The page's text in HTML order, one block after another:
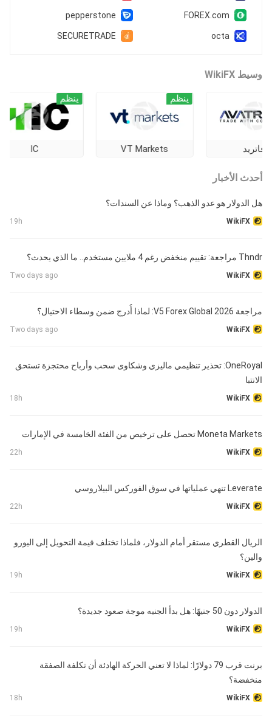
FOREX.com
pepperstone
octa
SECURETRADE
وسيط WikiFX
VT Markets
أحدث الأخبار
هل الدولار هو عدو الذهب؟ وماذا عن السندات؟
WikiFX
19h
Thndr مراجعة: تقييم منخفض رغم 4 ملايين مستخدم.. ما الذي يحدث؟
WikiFX
Two days ago
مراجعة V5 Forex Global 2026: لماذا أُدرج ضمن وسطاء الاحتيال؟
WikiFX
Two days ago
OneRoyal: تحذير تنظيمي ماليزي وشكاوى سحب وأرباح محتجزة تستحق
الانتبا
WikiFX
18h
Moneta Markets تحصل على ترخيص من الفئة الخامسة في الإمارات
WikiFX
22h
Leverate تنهي عملياتها في سوق الفوركس البيلاروسي
WikiFX
22h
الريال القطري مستقر أمام الدولار، فلماذا تختلف قيمة التحويل إلى اليورو
والين؟
WikiFX
19h
الدولار دون 50 جنيهًا: هل بدأ الجنيه موجة صعود جديدة؟
WikiFX
19h
برنت قرب 79 دولارًا: لماذا لا تعني الحركة الهادئة أن تكلفة الصفقة
منخفضة؟
WikiFX
18h